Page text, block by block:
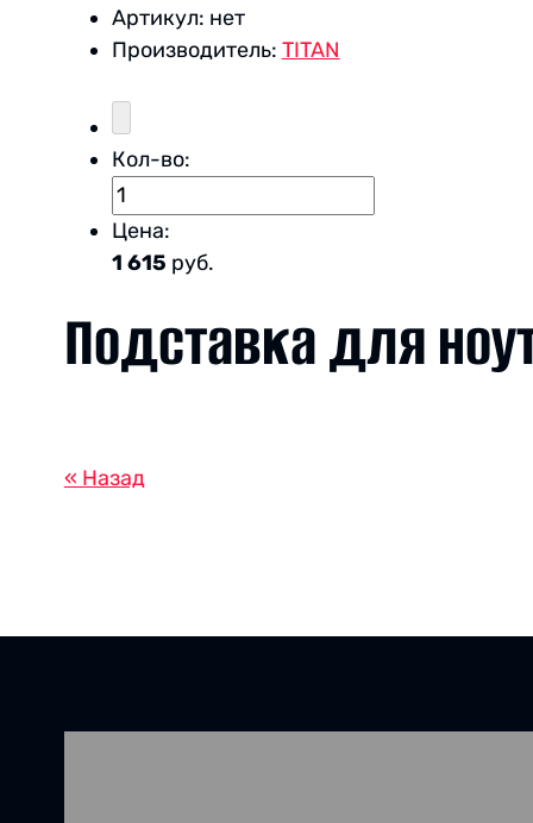
Артикул: нет
Производитель: TITAN
Кол-во:
Цена:
1 615 руб.
Подставка для
« Назад